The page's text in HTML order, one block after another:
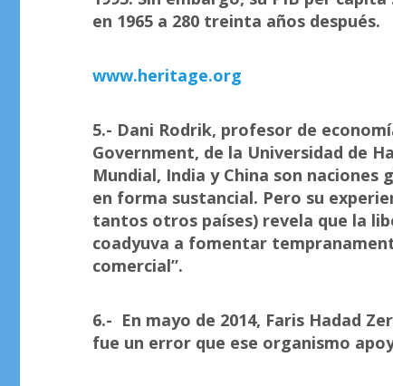
en 1965 a 280 treinta años después.
www.heritage.org
5.- Dani Rodrik, profesor de
Government, de la Universidad de
Mundial, India y China son
en forma sustancial. Pero su
tantos otros países) revela que la
coadyuva a fomentar
comercial”.
6.- En mayo de 2014, Faris Hadad
fue un error que ese organismo